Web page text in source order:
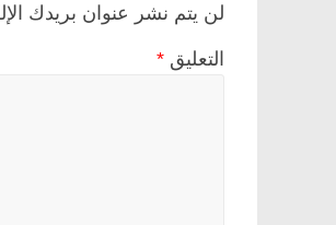
لن يتم نشر عنوان بريدك
التعليق *